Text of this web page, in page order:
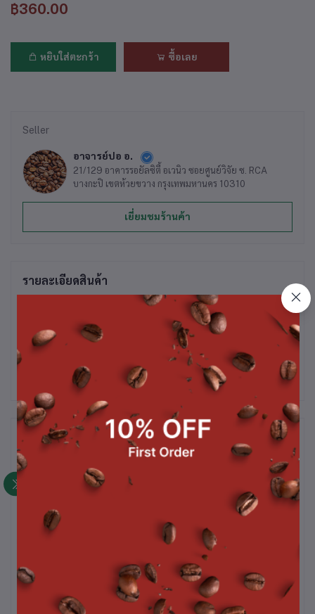
฿360.00
หยิบใส่ตะกร้า ซื้อเลย
Seller
อาจารย์ปอ อ.
21/129 อาคารรอยัลซิตี้ อเวนิว ซอยศูนย์วิจัย ซ. RCA
บางกะปิ เขตห้วยขวาง กรุงเทพมหานคร 10310
เยี่ยมชมร้านค้า
รายละเอียดสินค้า
ผงน้ำผึ้งมะนาว ขนาด 1 กก.
สินค้าที่ซื้อบ่อย
ผงชานมไต้หวัน 1 กก.
฿490.00
ผงโยเกิร์ต HOLLAND 500
฿295.00